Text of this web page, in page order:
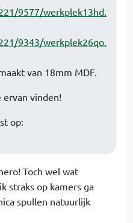
9577/werkplek13hd.
9343/werkplek26qo.
van 18mm MDF.
ervan vinden!
op:
Toch wel wat
straks op kamers ga
spullen natuurlijk